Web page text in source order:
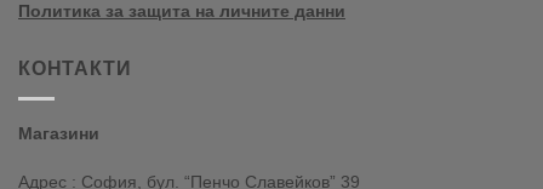
Политика за защита на личните данни
КОНТАКТИ
Магазини
Адрес : София, бул. “Пенчо Славейков” 39